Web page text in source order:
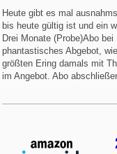
Heute gibt es mal
bis heute gültig ist und ein
Drei Monate (Probe)Abo
phantastisches Abgebot,
größten Ering damals mit
im Angebot. Abo